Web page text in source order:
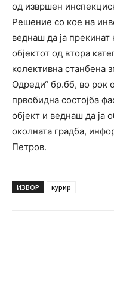
од извршен
Решение со кое на
веднаш да ја
објектот од втора
колективна станбена
Одреди“ бр.бб, во рок
првобидна состојба
објект и веднаш да ја
околната градба,
Петров.
ИЗВОР курир